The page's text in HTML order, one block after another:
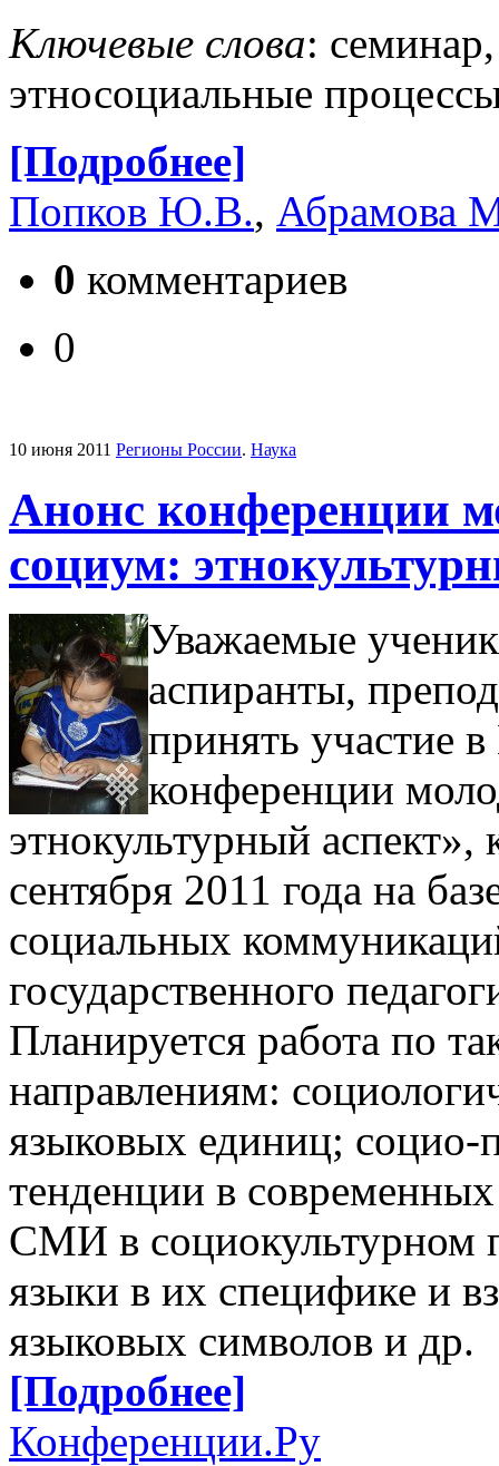
Ключевые слова:
этносоциальные
[Подробнее]
Попков Ю.В., Абрамова
0 комментариев
0
10 июня 2011 Регионы России. Наука
Анонс конференции
социум:
Уважаемые
аспиранты,
принять участие
конференции
этнокультурный аспект»,
сентября 2011 года на
социальных
государственного
Планируется работа по
направлениям:
языковых единиц; социо-
тенденции в
СМИ в социокультурном
языки в их специфике и
языковых символов и др.
[Подробнее]
Конференции.Ру